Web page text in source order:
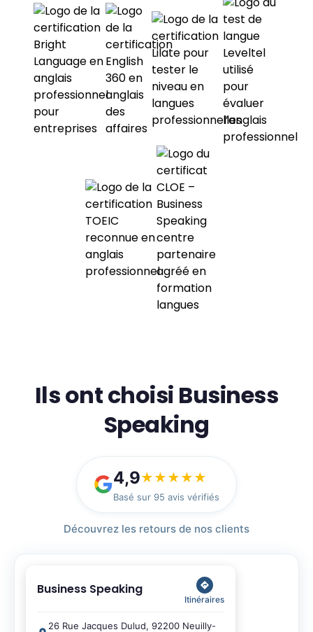
Ils ont choisi Business
Speaking
4,9★★★★★
Basé sur 95 avis vérifiés
Découvrez les retours de nos clients
Business Speaking
Itinéraires
26 Rue Jacques Dulud, 92200 Neuilly-